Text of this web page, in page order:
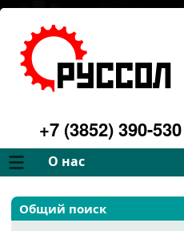
+7 (3852) 390-530
О нас
Компания
Философия
Общий поиск